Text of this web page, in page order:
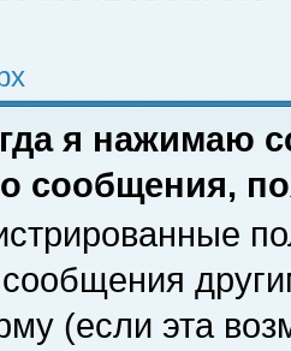
я нажимаю
сообщения,
(если эта